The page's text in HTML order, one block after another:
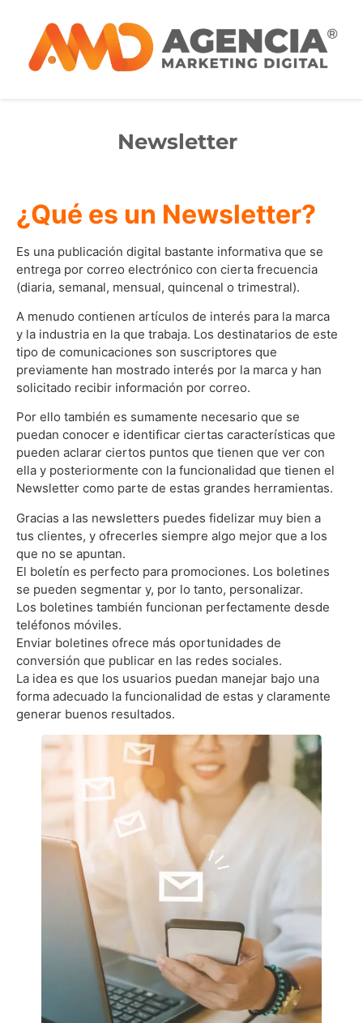
Newsletter
¿Qué es un Newsletter?
Es una publicación digital bastante informativa que se
entrega por correo electrónico con cierta frecuencia
(diaria, semanal, mensual, quincenal o trimestral).
A menudo contienen artículos de interés para la marca
y la industria en la que trabaja. Los destinatarios de este
tipo de comunicaciones son suscriptores que
previamente han mostrado interés por la marca y han
solicitado recibir información por correo.
Por ello también es sumamente necesario que se
puedan conocer e identificar ciertas características que
pueden aclarar ciertos puntos que tienen que ver con
ella y posteriormente con la funcionalidad que tienen el
Newsletter como parte de estas grandes herramientas.
Gracias a las newsletters puedes fidelizar muy bien a
tus clientes, y ofrecerles siempre algo mejor que a los
que no se apuntan.
El boletín es perfecto para promociones. Los boletines
se pueden segmentar y, por lo tanto, personalizar.
Los boletines también funcionan perfectamente desde
teléfonos móviles.
Enviar boletines ofrece más oportunidades de
conversión que publicar en las redes sociales.
La idea es que los usuarios puedan manejar bajo una
forma adecuado la funcionalidad de estas y claramente
generar buenos resultados.